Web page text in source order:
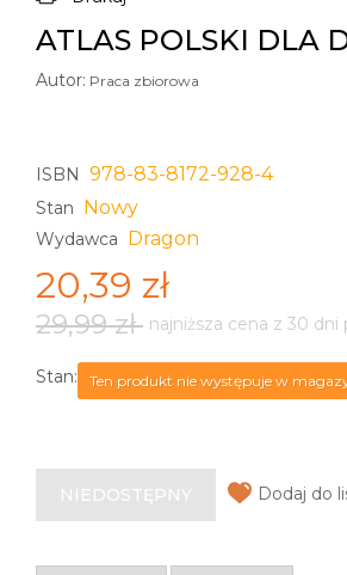
ATLAS POLSKI DLA
Autor: Praca zbiorowa
ISBN 978-83-8172-928-4
Stan Nowy
Wydawca Dragon
20,39 zł
29,99 zł najniższa cena z 30 dni
Stan: Ten produkt nie występuje w
NIEDOSTĘPNY Dodaj do